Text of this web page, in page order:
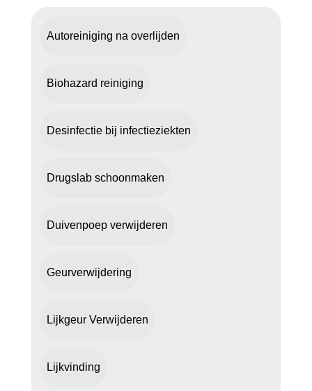
Autoreiniging na overlijden
Biohazard reiniging
Desinfectie bij infectieziekten
Drugslab schoonmaken
Duivenpoep verwijderen
Geurverwijdering
Lijkgeur Verwijderen
Lijkvinding